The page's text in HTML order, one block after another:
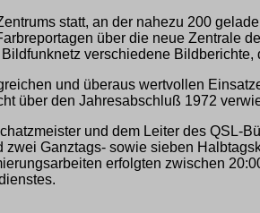
statt, an der nahezu 200
über die neue Zentrale
verschiedene
und überaus wertvollen
über den Jahresabschluß 1972
und dem Leiter des QSL-
Ganztags- sowie sieben
erfolgten zwischen